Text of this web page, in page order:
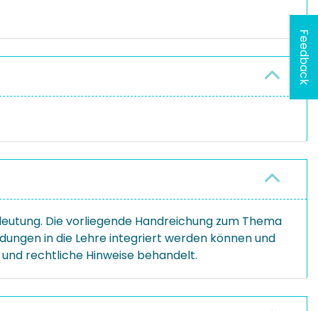
Die vorliegende Handreichung zum Thema
in die Lehre integriert werden können und
rechtliche Hinweise behandelt.
Feedback